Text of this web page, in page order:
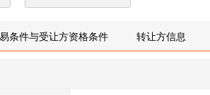
条件与受让方资格条件 转让方信息